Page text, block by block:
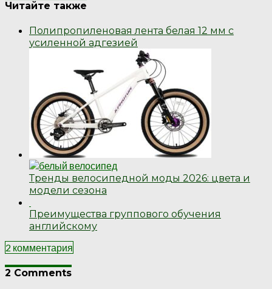
Читайте также
Полипропиленовая лента белая 12 мм с
усиленной адгезией
Тренды велосипедной моды 2026: цвета и
модели сезона
Преимущества группового обучения
английскому
2 комментария
2 Comments